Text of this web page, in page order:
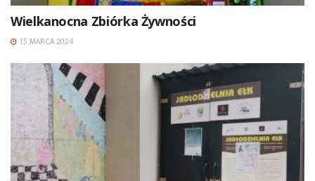
Wielkanocna Zbiórka Żywności
15 MARCA 2024